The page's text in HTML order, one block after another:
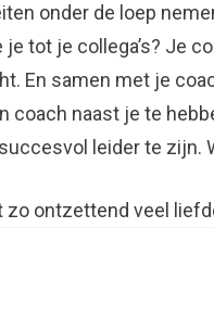
onder de loep
tot je collega’s? Je
En samen met je
coach naast je te
leider te zijn.
zo ontzettend veel